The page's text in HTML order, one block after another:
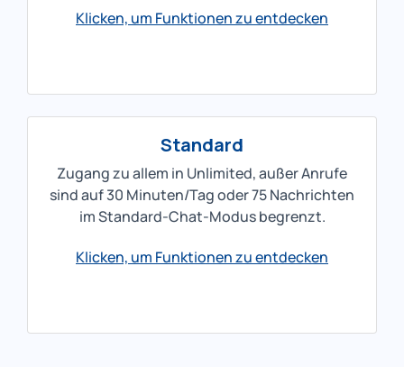
Klicken, um Funktionen zu entdecken
Standard
Zugang zu allem in Unlimited, außer Anrufe
sind auf 30 Minuten/Tag oder 75 Nachrichten
im Standard-Chat-Modus begrenzt.
Klicken, um Funktionen zu entdecken